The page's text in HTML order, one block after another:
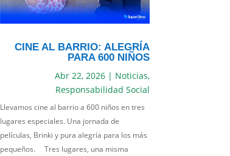
CINE AL BARRIO: ALEGRÍA
PARA 600 NIÑOS
Abr 22, 2026| Noticias,
Responsabilidad Social
Llevamos cine al barrio a 600 niños en tres
lugares especiales. Una jornada de
películas, Brinki y pura alegría para los más
pequeños. Tres lugares, una misma